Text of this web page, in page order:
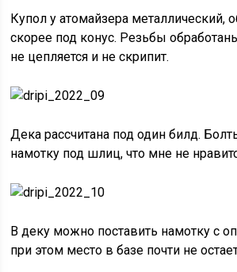
Купол у атомайзера металлический,
скорее под конус. Резьбы
не цепляется и не скрипит.
Дека рассчитана под один билд.
намотку под шлиц, что мне не
В деку можно поставить намотку с
при этом место в базе почти не